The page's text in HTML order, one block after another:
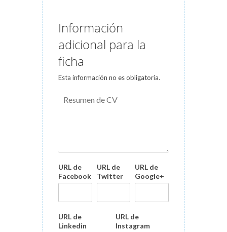
Información
adicional para la
ficha
Esta información no es obligatoria.
URL de
Facebook
URL de
Twitter
URL de
Google+
URL de
Linkedin
URL de
Instagram